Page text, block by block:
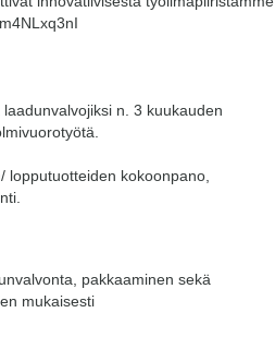
n. 3 kuukauden
lopputuotteiden kokoonpano,
pakkaaminen sekä
mukaisesti